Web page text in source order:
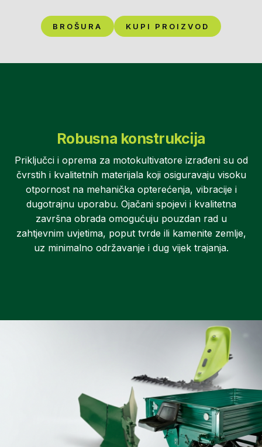
BROŠURA KUPI PROIZVOD
Robusna konstrukcija
Priključci i oprema za motokultivatore izrađeni su od
čvrstih i kvalitetnih materijala koji osiguravaju visoku
otpornost na mehanička opterećenja, vibracije i
dugotrajnu uporabu. Ojačani spojevi i kvalitetna
završna obrada omogućuju pouzdan rad u
zahtjevnim uvjetima, poput tvrde ili kamenite zemlje,
uz minimalno održavanje i dug vijek trajanja.